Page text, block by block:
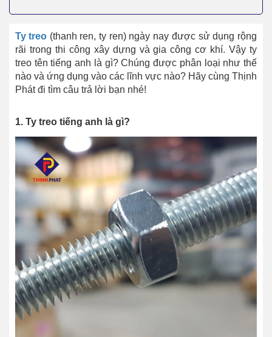
Ty treo (thanh ren, ty ren) ngày nay được sử dụng rộng
rãi trong thi công xây dựng và gia công cơ khí. Vậy ty
treo tên tiếng anh là gì? Chúng được phân loại như thế
nào và ứng dụng vào các lĩnh vực nào? Hãy cùng Thịnh
Phát đi tìm câu trả lời bạn nhé!
1. Ty treo tiếng anh là gì?